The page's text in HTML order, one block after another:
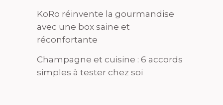
KoRo réinvente la gourmandise
avec une box saine et
réconfortante
Champagne et cuisine : 6 accords
simples à tester chez soi